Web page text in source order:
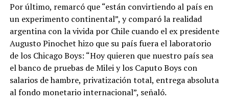
Por último, remarcó que “están convirtiendo al país en
un experimento continental”, y comparó la realidad
argentina con la vivida por Chile cuando el ex presidente
Augusto Pinochet hizo que su país fuera el laboratorio
de los Chicago Boys: “Hoy quieren que nuestro país sea
el banco de pruebas de Milei y los Caputo Boys con
salarios de hambre, privatización total, entrega absoluta
al fondo monetario internacional”, señaló.